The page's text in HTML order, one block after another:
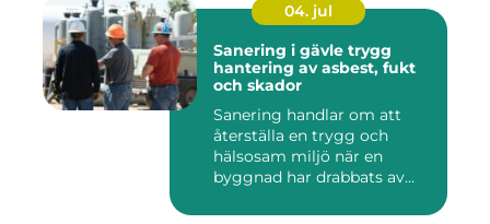
04. jul
Sanering i gävle trygg
hantering av asbest, fukt
och skador
Sanering handlar om att
återställa en trygg och
hälsosam miljö när en
byggnad har drabbats av